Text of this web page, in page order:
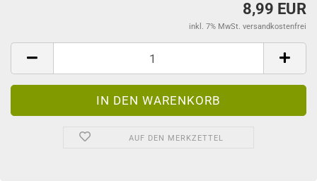
8,99 EUR
inkl. 7% MwSt. versandkostenfrei
AUF DEN MERKZETTEL